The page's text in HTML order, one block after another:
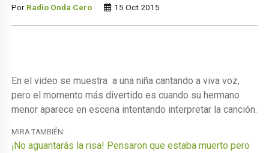
Por Radio Onda Cero 15 Oct 2015
En el video se muestra a una niña cantando a viva voz,
pero el momento más divertido es cuando su hermano
menor aparece en escena intentando interpretar la canción.
MIRA TAMBIÉN:
¡No aguantarás la risa! Pensaron que estaba muerto pero